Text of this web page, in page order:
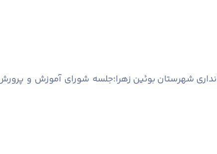
شهرستان بوئین زهرا؛جلسه شورای آموزش و